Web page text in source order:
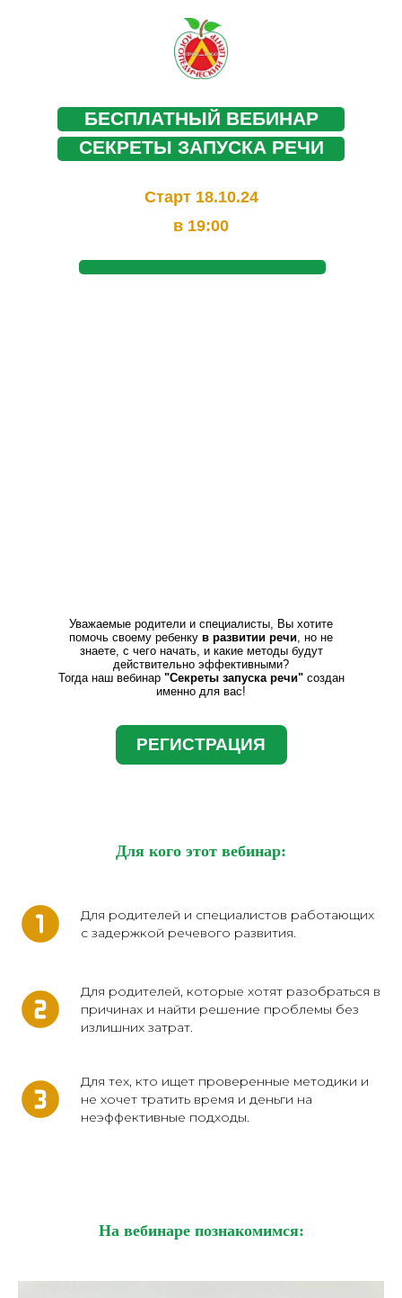
Уважаемые родители и специалисты, Вы хотите
помочь своему ребенку в развитии речи, но не
знаете, с чего начать, и какие методы будут
действительно эффективными?
Тогда наш вебинар "Секреты запуска речи"создан
именно для вас!
БЕСПЛАТНЫЙ ВЕБИНАР
СЕКРЕТЫ ЗАПУСКА РЕЧИ
РЕГИСТРАЦИЯ
Старт 18.10.24
в 19:00
Для кого этот вебинар:
Для родителей и специалистов работающих
с задержкой речевого развития.
Для родителей, которые хотят разобраться в
причинах и найти решение проблемы без
излишних затрат.
Для тех, кто ищет проверенные методики и
не хочет тратить время и деньги на
неэффективные подходы.
На вебинаре познакомимся: